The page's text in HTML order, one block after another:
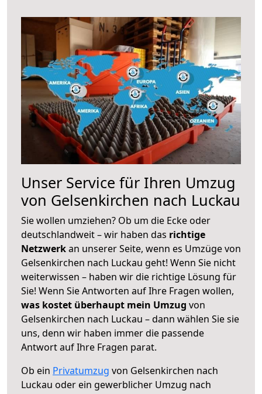
Unser Service für Ihren Umzug
von Gelsenkirchen nach Luckau
Sie wollen umziehen? Ob um die Ecke oder
deutschlandweit – wir haben das richtige
Netzwerkan unserer Seite, wenn es Umzüge von
Gelsenkirchen nach Luckau geht! Wenn Sie nicht
weiterwissen – haben wir die richtige Lösung für
Sie! Wenn Sie Antworten auf Ihre Fragen wollen,
was kostet überhaupt mein Umzug von
Gelsenkirchen nach Luckau – dann wählen Sie sie
uns, denn wir haben immer die passende
Antwort auf Ihre Fragen parat.
Ob ein Privatumzug von Gelsenkirchen nach
Luckau oder ein gewerblicher Umzug nach